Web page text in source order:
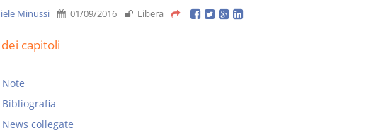
Minussi 01/09/2016 Libera
capitoli
Note
Bibliografia
News collegate